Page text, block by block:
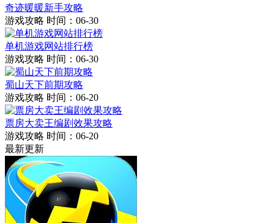
奇迹暖暖新手攻略
游戏攻略 时间：06-30
单机游戏网站排行榜
游戏攻略 时间：06-30
蜀山天下前期攻略
游戏攻略 时间：06-20
票房大卖王编剧效果攻略
游戏攻略 时间：06-20
最新更新